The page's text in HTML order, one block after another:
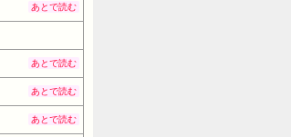
あとで読む
あとで読む
あとで読む
あとで読む